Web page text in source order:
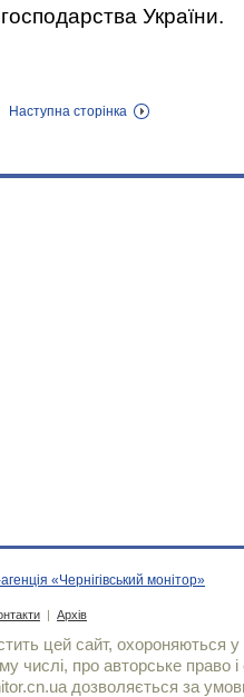
господарства України.
Наступна сторінка
«Чернігівський монітор»
| Архів
цей сайт, охороняються у
числі, про авторське право і
дозволяється за